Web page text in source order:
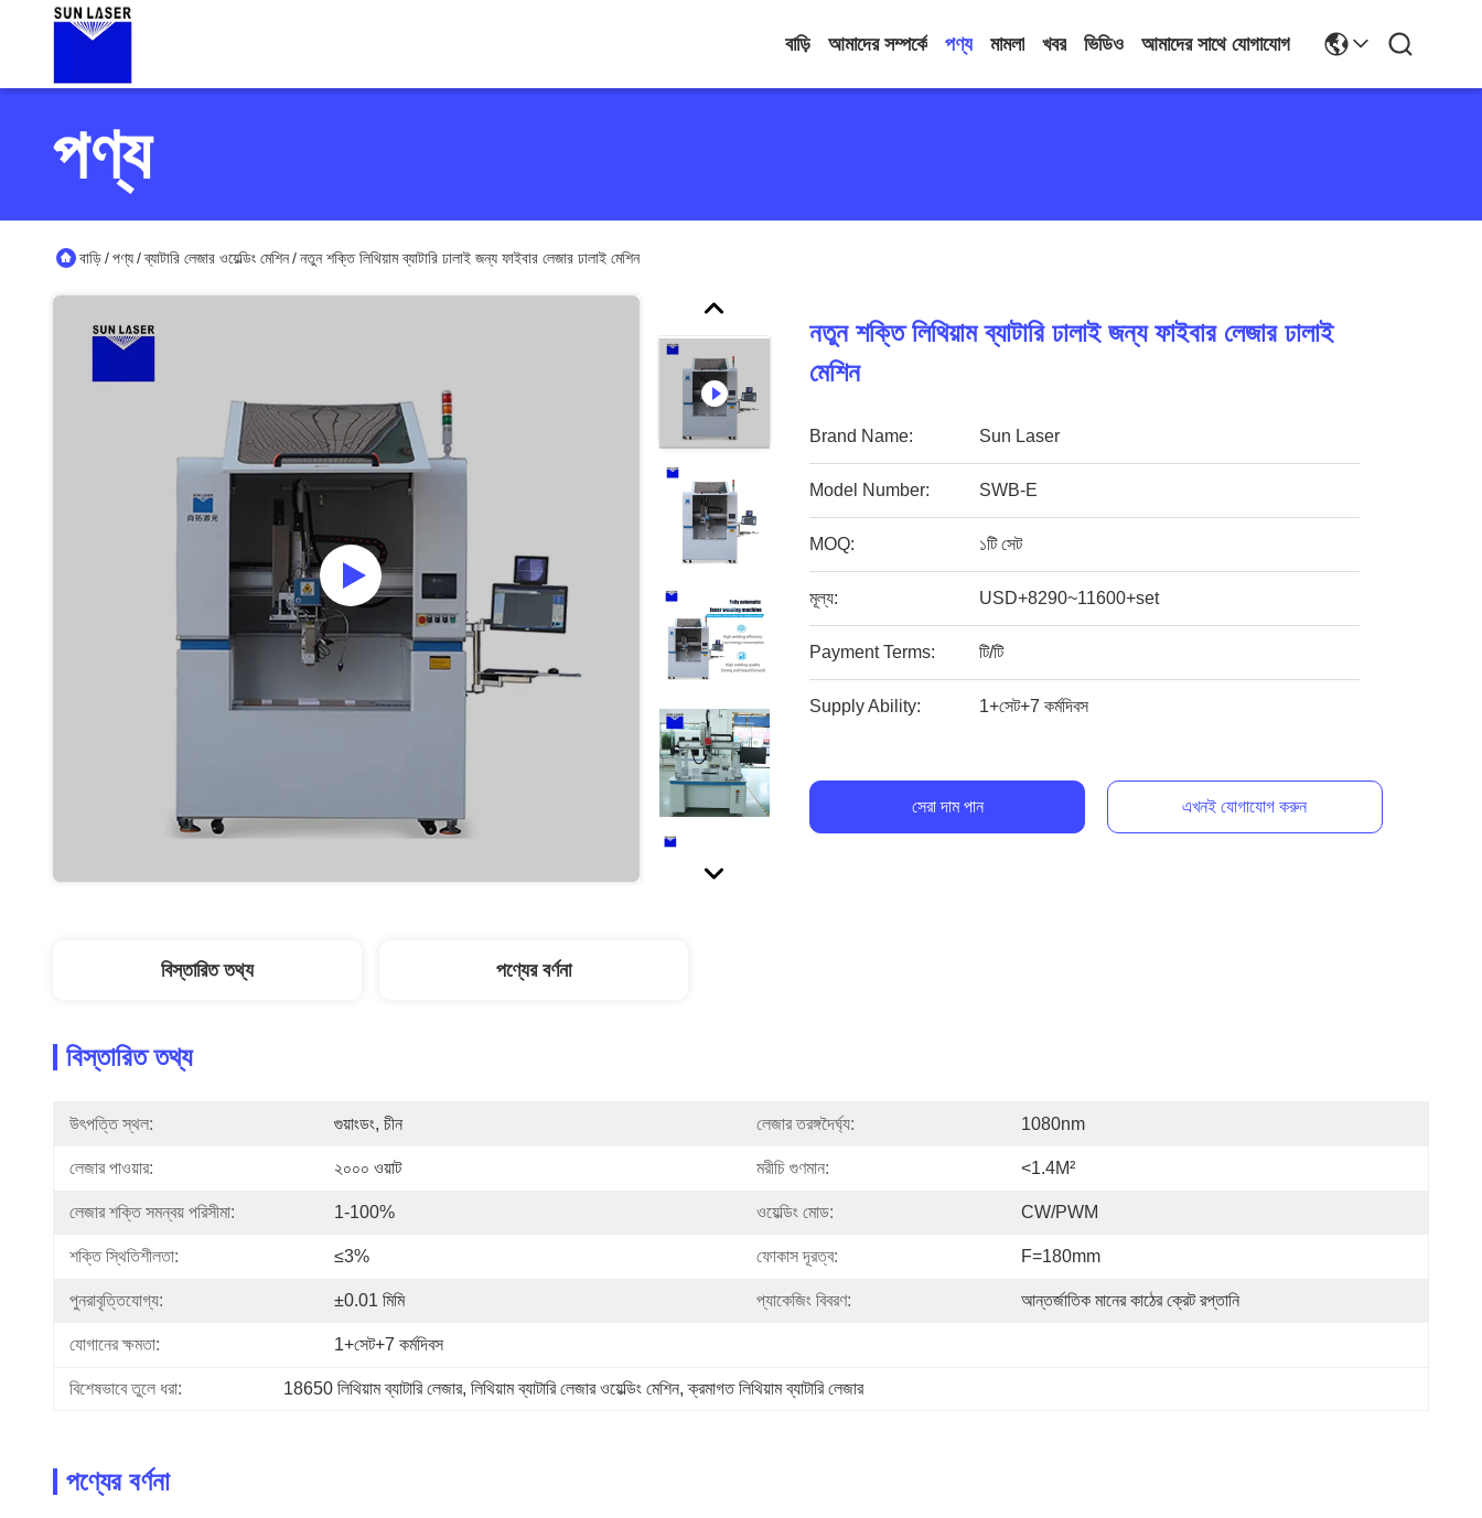
বাড়ি আমাদের সম্পর্কে পণ্য মামলা খবর ভিডিও আমাদের সাথে যোগাযোগ
পণ্য
বাড়ি/পণ্য/ব্যাটারি লেজার ওয়েল্ডিং মেশিন/নতুন শক্তি লিথিয়াম ব্যাটারি ঢালাই জন্য ফাইবার লেজার ঢালাই মেশিন
নতুন শক্তি লিথিয়াম ব্যাটারি ঢালাই জন্য ফাইবার লেজার ঢালাই
মেশিন
Brand Name: Sun Laser
Model Number: SWB-E
MOQ: ১টি সেট
মূল্য: USD+8290~11600+set
Payment Terms: টি/টি
Supply Ability: 1+সেট+7 কর্মদিবস
সেরা দাম পান এখনই যোগাযোগ করুন
বিস্তারিত তথ্য পণ্যের বর্ণনা
বিস্তারিত তথ্য
উৎপত্তি স্থল: গুয়াংডং, চীন লেজার তরঙ্গদৈর্ঘ্য: 1080nm
লেজার পাওয়ার: ২০০০ ওয়াট মরীচি গুণমান: <1.4M²
লেজার শক্তি সমন্বয় পরিসীমা: 1-100% ওয়েল্ডিং মোড: CW/PWM
শক্তি স্থিতিশীলতা: ≤3% ফোকাস দূরত্ব: F=180mm
পুনরাবৃত্তিযোগ্য: ±0.01 মিমি প্যাকেজিং বিবরণ: আন্তর্জাতিক মানের কাঠের ক্রেট রপ্তানি
যোগানের ক্ষমতা: 1+সেট+7 কর্মদিবস
বিশেষভাবে তুলে ধরা: 18650 লিথিয়াম ব্যাটারি লেজার, লিথিয়াম ব্যাটারি লেজার ওয়েল্ডিং মেশিন, ক্রমাগত লিথিয়াম ব্যাটারি লেজার
পণ্যের বর্ণনা